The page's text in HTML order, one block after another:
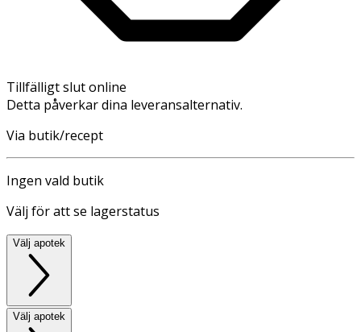
Tillfälligt slut online
Detta påverkar dina leveransalternativ.
Via butik/recept
Ingen vald butik
Välj för att se lagerstatus
Välj apotek
Välj apotek